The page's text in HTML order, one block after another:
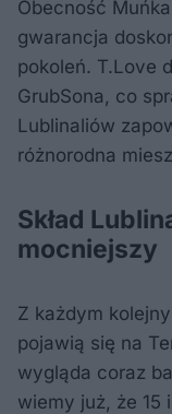
Obecność
gwarancja
pokoleń. T.Love
GrubSona, co
Lublinaliów
różnorodna
Skład
mocniejszy
Z każdym
pojawią się na
wygląda coraz
wiemy już, że 15